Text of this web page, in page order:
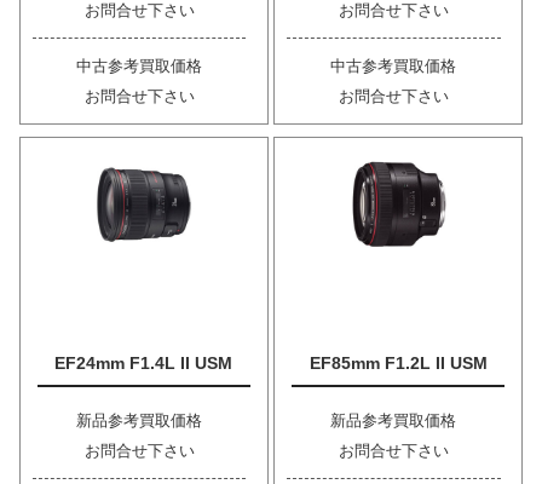
お問合せ下さい
中古参考買取価格
お問合せ下さい
お問合せ下さい
中古参考買取価格
お問合せ下さい
EF24mm F1.4L II USM
新品参考買取価格
お問合せ下さい
EF85mm F1.2L II USM
新品参考買取価格
お問合せ下さい